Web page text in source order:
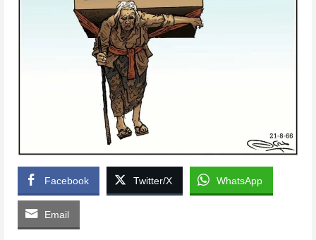
Facebook Twitter/X WhatsApp
Email